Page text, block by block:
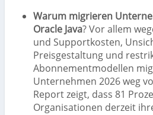
Warum migrieren
Oracle Java? Vor allem
und Supportkosten,
Preisgestaltung und
Abonnementmodellen
Unternehmen 2026 weg
Report zeigt, dass 81
Organisationen derzeit